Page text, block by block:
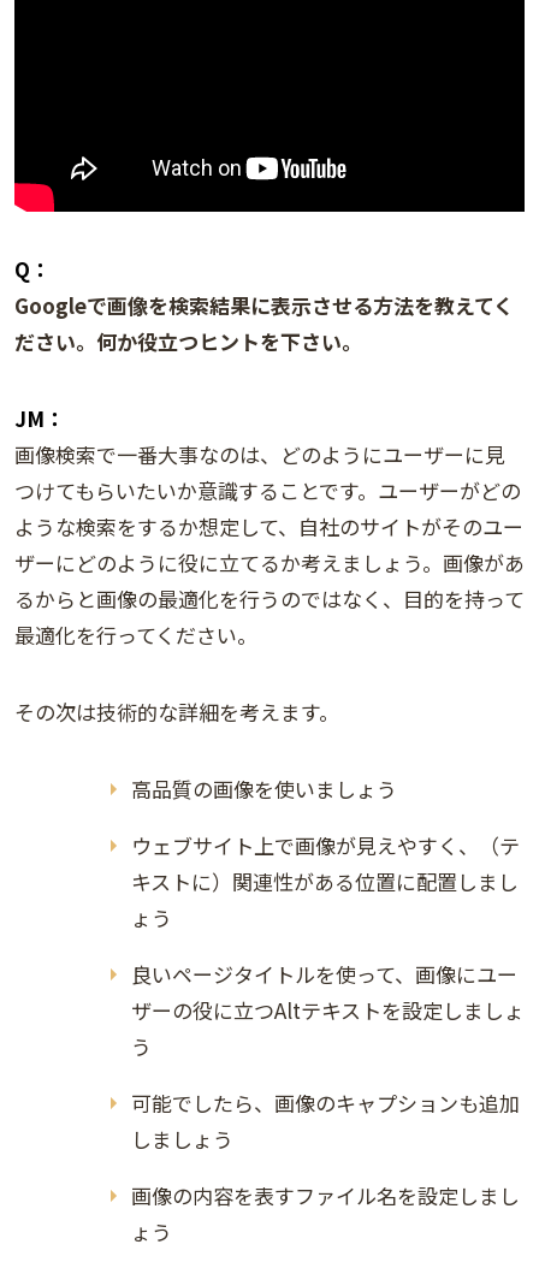
Q：
Googleで画像を検索結果に表示させる方法を教えてく
ださい。何か役立つヒントを下さい。
JM：
画像検索で一番大事なのは、どのようにユーザーに見
つけてもらいたいか意識することです。ユーザーがどの
ような検索をするか想定して、自社のサイトがそのユー
ザーにどのように役に立てるか考えましょう。画像があ
るからと画像の最適化を行うのではなく、目的を持って
最適化を行ってください。
その次は技術的な詳細を考えます。
高品質の画像を使いましょう
ウェブサイト上で画像が見えやすく、（テ
キストに）関連性がある位置に配置しまし
ょう
良いページタイトルを使って、画像にユー
ザーの役に立つAltテキストを設定しましょ
う
可能でしたら、画像のキャプションも追加
しましょう
画像の内容を表すファイル名を設定しまし
ょう